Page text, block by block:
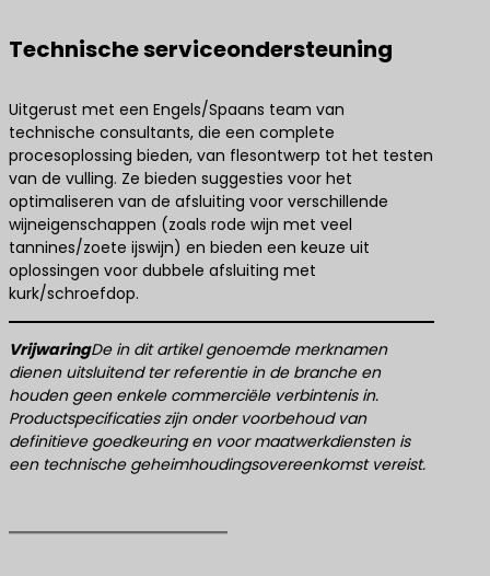
Technische serviceondersteuning
Uitgerust met een Engels/Spaans team van
technische consultants, die een complete
procesoplossing bieden, van flesontwerp tot het testen
van de vulling. Ze bieden suggesties voor het
optimaliseren van de afsluiting voor verschillende
wijneigenschappen (zoals rode wijn met veel
tannines/zoete ijswijn) en bieden een keuze uit
oplossingen voor dubbele afsluiting met
kurk/schroefdop.
​Vrijwaring​De in dit artikel genoemde merknamen
dienen uitsluitend ter referentie in de branche en
houden geen enkele commerciële verbintenis in.
Productspecificaties zijn onder voorbehoud van
definitieve goedkeuring en voor maatwerkdiensten is
een technische geheimhoudingsovereenkomst vereist.